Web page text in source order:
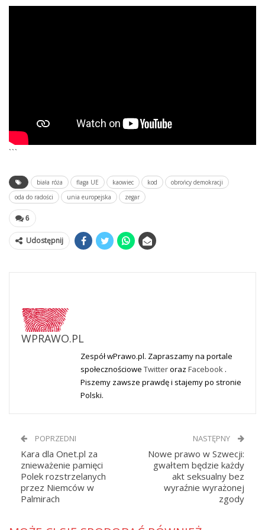
```
biała róża flaga UE kaowiec kod
obrońcy demokracji
oda do radości
unia europejska zegar
6
Udostępnij
WPRAWO.PL
Zespół wPrawo.pl. Zapraszamy na portale
społecznościowe Twitteroraz Facebook .
Piszemy zawsze prawdę i stajemy po stronie
Polski.
POPRZEDNI
Kara dla Onet.pl za
znieważenie pamięci
Polek rozstrzelanych
przez Niemców w
Palmirach
NASTĘPNY
Nowe prawo w Szwecji:
gwałtem będzie każdy
akt seksualny bez
wyraźnie wyrażonej
zgody